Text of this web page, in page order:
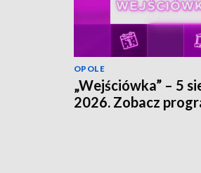
OPOLE
„Wejściówka” – 5
2026. Zobacz